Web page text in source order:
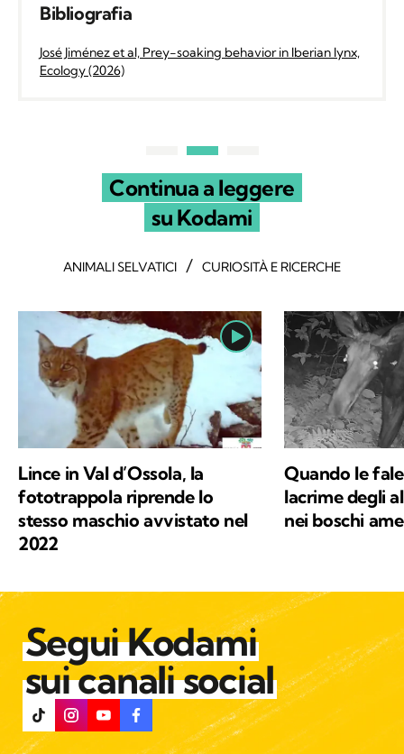
Bibliografia
José Jiménez et al, Prey-soaking behavior in Iberian lynx,
Ecology (2026)
Continua a leggere
su Kodami
ANIMALI SELVATICI / CURIOSITÀ E RICERCHE
Lince in Val d’Ossola, la
fototrappola riprende lo
stesso maschio avvistato nel
2022
Quando le
lacrime degli
nei boschi
Segui Kodami
sui canali social